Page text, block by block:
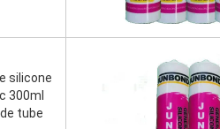
silicone
300ml
tube